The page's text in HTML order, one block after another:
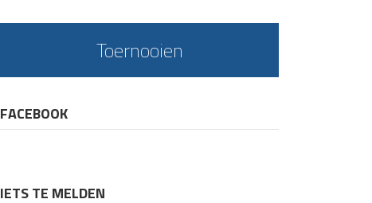
Toernooien
FACEBOOK
IETS TE MELDEN